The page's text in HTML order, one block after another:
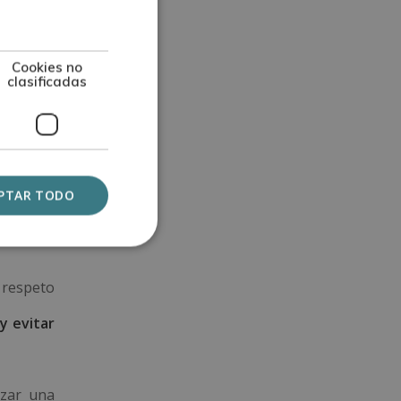
para
evitar
una
Cookies no
clasificadas
TODO